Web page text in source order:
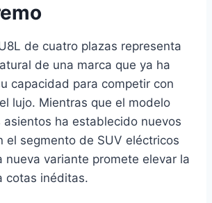
de cuatro plazas representa
de una marca que ya ha
capacidad para competir con
lujo. Mientras que el modelo
asientos ha establecido nuevos
el segmento de SUV eléctricos
nueva variante promete elevar la
cotas inéditas.